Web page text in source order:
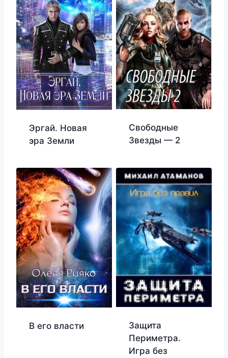
Эргай. Новая
эра Земли
Свободные
Звезды — 2
В его власти
Защита
Периметра.
Игра без